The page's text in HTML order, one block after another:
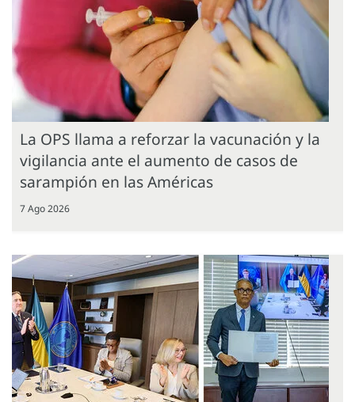
La OPS llama a reforzar la vacunación y la
vigilancia ante el aumento de casos de
sarampión en las Américas
7 Ago 2026